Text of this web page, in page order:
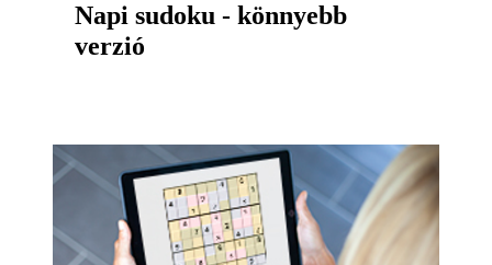
Napi sudoku - könnyebb
verzió